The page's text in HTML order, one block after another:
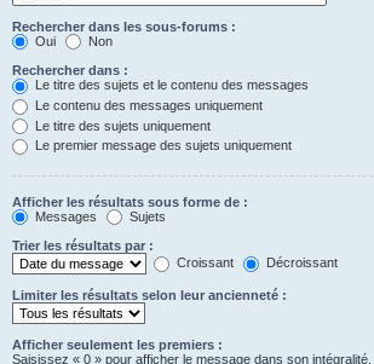
Rechercher dans les sous-forums :
Oui
Non
Rechercher dans :
Le titre des sujets et le contenu des messages
Le contenu des messages uniquement
Le titre des sujets uniquement
Le premier message des sujets uniquement
Afficher les résultats sous forme de :
Messages
Sujets
Trier les résultats par :
Croissant
Décroissant
Limiter les résultats selon leur ancienneté :
Afficher seulement les premiers :
Saisissez « 0 » pour afficher le message dans son intégralité.